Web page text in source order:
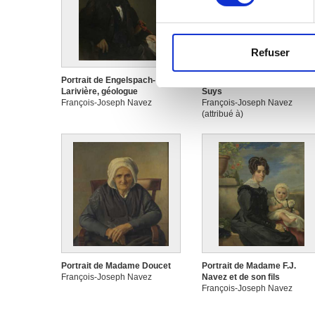
partenaires de médias
vous leur avez fournies ou
Refuser
Portrait de Engelspach-
Larivière, géologue
François-Joseph Navez
Suys
François-Joseph Navez
(attribué à)
Portrait de Madame Doucet
François-Joseph Navez
Portrait de Madame F.J.
Navez et de son fils
François-Joseph Navez